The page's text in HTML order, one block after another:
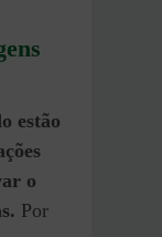
estão
o
Por